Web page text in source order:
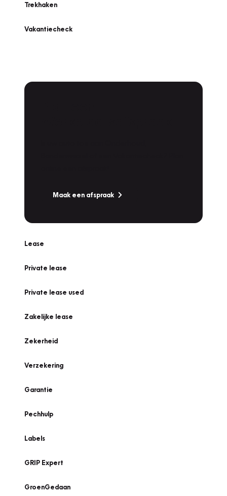
Trekhaken
Vakantiecheck
Maak een afspraak
Lease
Private lease
Private lease used
Zakelijke lease
Zekerheid
Verzekering
Garantie
Pechhulp
Labels
GRIP Expert
GroenGedaan